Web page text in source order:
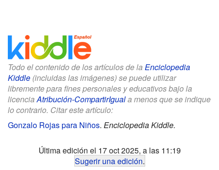
Todo el contenido de los artículos de la Enciclopedia
Kiddle (incluidas las imágenes) se puede utilizar
libremente para fines personales y educativos bajo la
licenciaAtribución-CompartirIguala menos que se indique
lo contrario. Citar este artículo:
Gonzalo Rojas para Niños. Enciclopedia Kiddle.
Última edición el 17 oct 2025, a las 11:19
Sugerir una edición.